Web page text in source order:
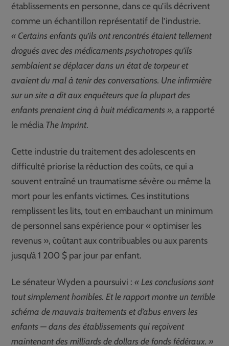
établissements en personne, dans ce qu’ils décrivent
comme un échantillon représentatif de l’industrie.
« Certains enfants qu’ils ont rencontrés étaient tellement
drogués avec des médicaments psychotropes qu’ils
semblaient se déplacer dans un état de torpeur et
avaient du mal à tenir des conversations. Une infirmière
sur un site a dit aux enquêteurs que la plupart des
enfants prenaient cinq à huit médicaments », a rapporté
le média The Imprint.
Cette industrie du traitement des adolescents en
difficulté priorise la réduction des coûts, ce qui a
souvent entraîné un traumatisme sévère ou même la
mort pour les enfants victimes. Ces institutions
remplissent les lits, tout en embauchant un minimum
de personnel sans expérience pour « optimiser les
revenus », coûtant aux contribuables ou aux parents
jusqu’à 1 200 $ par jour par enfant.
Le sénateur Wyden a poursuivi :« Les conclusions sont
tout simplement horribles. Et le rapport montre un terrible
schéma de mauvais traitements et d’abus envers les
enfants — dans des établissements qui reçoivent
maintenant des milliards de dollars de fonds fédéraux. »